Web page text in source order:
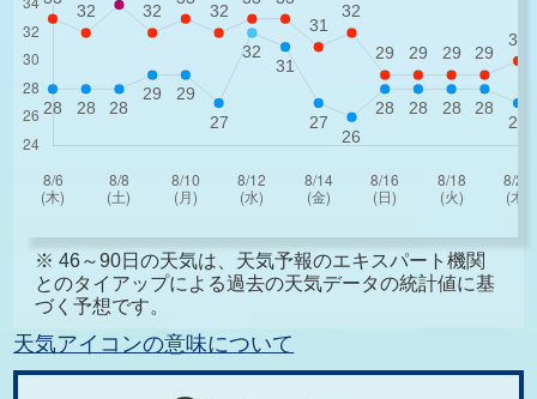
※ 46～90日の天気は、天気予報のエキスパート機関
とのタイアップによる過去の天気データの統計値に基
づく予想です。
天気アイコンの意味について